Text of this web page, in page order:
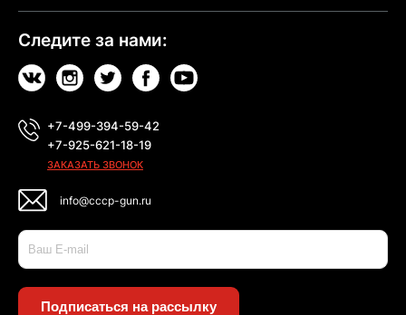
Следите за нами:
+7-499-394-59-42
+7-925-621-18-19
ЗАКАЗАТЬ ЗВОНОК
info@cccp-gun.ru
Подписаться на рассылку